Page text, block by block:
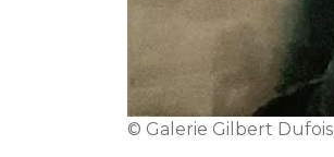
© Galerie Gilbert Dufois